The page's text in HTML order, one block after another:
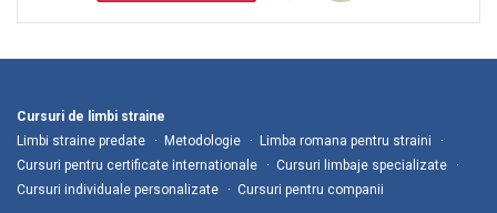
Cursuri de limbi straine
Limbi straine predate
Metodologie
Limba romana pentru straini
Cursuri pentru certificate internationale
Cursuri limbaje specializate
Cursuri individuale personalizate
Cursuri pentru companii